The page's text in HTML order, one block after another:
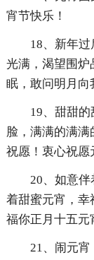
宵节快乐！
18、新年
光满，渴望围炉
眠，敢问明月向
19、甜甜
脸，满满的满满
祝愿！衷心祝愿
20、如意
着甜蜜元宵，幸
福你正月十五元
21、闹元